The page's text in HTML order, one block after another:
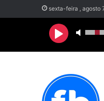
sexta-feira , agosto